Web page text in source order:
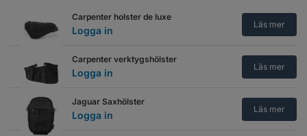
Carpenter holster de luxe
Logga in
Läs mer
Carpenter verktygshölster
Logga in
Läs mer
Jaguar Saxhölster
Logga in
Läs mer